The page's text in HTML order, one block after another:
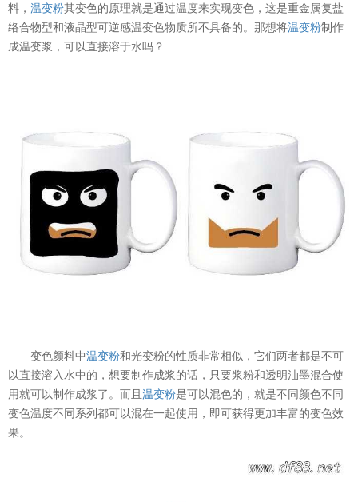
料， 温变粉其变色的原理就是通过温度来实现变色，这是重金属复盐
络合物型和液晶型可逆感温变色物质所不具备的。那想将温变粉制作
成温变浆，可以直接溶于水吗？
变色颜料中温变粉和光变粉的性质非常相似，它们两者都是不可
以直接溶入水中的，想要制作成浆的话，只要浆粉和透明油墨混合使
用就可以制作成浆了。而且 温变粉是可以混色的，就是不同颜色不同
变色温度不同系列都可以混在一起使用，即可获得更加丰富的变色效
果。